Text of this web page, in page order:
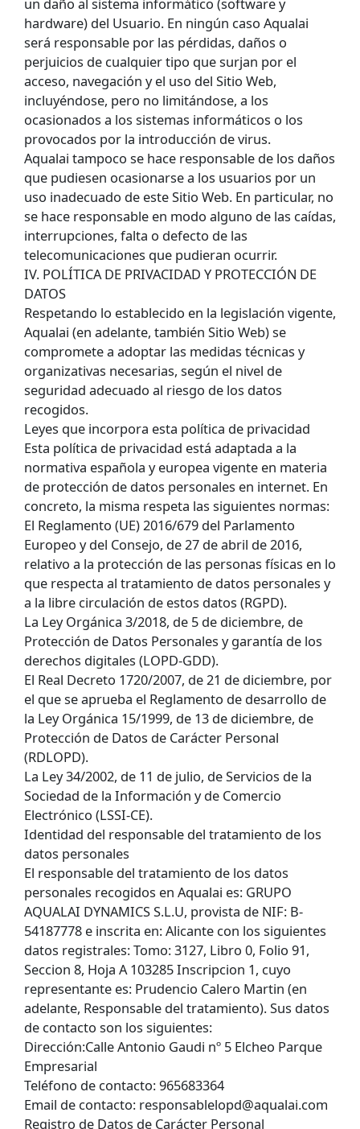
hardware) del Usuario. En ningún caso Aqualai
será responsable por las pérdidas, daños o
perjuicios de cualquier tipo que surjan por el
acceso, navegación y el uso del Sitio Web,
incluyéndose, pero no limitándose, a los
ocasionados a los sistemas informáticos o los
provocados por la introducción de virus.
Aqualai tampoco se hace responsable de los daños
que pudiesen ocasionarse a los usuarios por un
uso inadecuado de este Sitio Web. En particular, no
se hace responsable en modo alguno de las caídas,
interrupciones, falta o defecto de las
telecomunicaciones que pudieran ocurrir.
IV. POLÍTICA DE PRIVACIDAD Y PROTECCIÓN DE
DATOS
Respetando lo establecido en la legislación vigente,
Aqualai (en adelante, también Sitio Web) se
compromete a adoptar las medidas técnicas y
organizativas necesarias, según el nivel de
seguridad adecuado al riesgo de los datos
recogidos.
Leyes que incorpora esta política de privacidad
Esta política de privacidad está adaptada a la
normativa española y europea vigente en materia
de protección de datos personales en internet. En
concreto, la misma respeta las siguientes normas:
El Reglamento (UE) 2016/679 del Parlamento
Europeo y del Consejo, de 27 de abril de 2016,
relativo a la protección de las personas físicas en lo
que respecta al tratamiento de datos personales y
a la libre circulación de estos datos (RGPD).
La Ley Orgánica 3/2018, de 5 de diciembre, de
Protección de Datos Personales y garantía de los
derechos digitales (LOPD-GDD).
El Real Decreto 1720/2007, de 21 de diciembre, por
el que se aprueba el Reglamento de desarrollo de
la Ley Orgánica 15/1999, de 13 de diciembre, de
Protección de Datos de Carácter Personal
(RDLOPD).
La Ley 34/2002, de 11 de julio, de Servicios de la
Sociedad de la Información y de Comercio
Electrónico (LSSI-CE).
Identidad del responsable del tratamiento de los
datos personales
El responsable del tratamiento de los datos
personales recogidos en Aqualai es: GRUPO
AQUALAI DYNAMICS S.L.U, provista de NIF: B-
54187778 e inscrita en: Alicante con los siguientes
datos registrales: Tomo: 3127, Libro 0, Folio 91,
Seccion 8, Hoja A 103285 Inscripcion 1, cuyo
representante es: Prudencio Calero Martin (en
adelante, Responsable del tratamiento). Sus datos
de contacto son los siguientes:
Dirección:Calle Antonio Gaudi nº 5 Elcheo Parque
Empresarial
Teléfono de contacto: 965683364
Email de contacto: responsablelopd@aqualai.com
Registro de Datos de Carácter Personal